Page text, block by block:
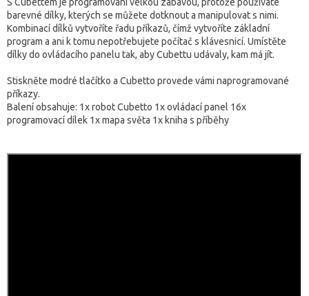
S Cubettem je programovaní velkou zábavou, protože používáte
barevné dílky, kterých se můžete dotknout a manipulovat s nimi.
Kombinací dílků vytvoříte řadu příkazů, čímž vytvoříte základní
program a ani k tomu nepotřebujete počítač s klávesnicí. Umístěte
dílky do ovládacího panelu tak, aby Cubettu udávaly, kam má jít.
Stiskněte modré tlačítko a Cubetto provede vámi naprogramované
příkazy.
Balení obsahuje: 1x robot Cubetto 1x ovládací panel 16x
programovací dílek 1x mapa světa 1x kniha s příběhy